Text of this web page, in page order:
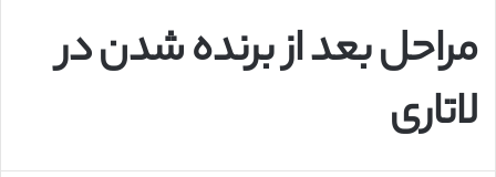
مراحل بعد از برنده شدن در
لاتاری